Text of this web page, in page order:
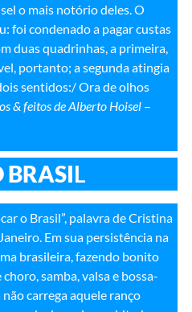
o mais notório deles. O
foi condenado a pagar custas
duas quadrinhas, a primeira,
portanto; a segunda atingia
sentidos:/ Ora de olhos
& feitos de Alberto Hoisel –
BRASIL
o Brasil”, palavra de Cristina
Em sua persistência na
brasileira, fazendo bonito
samba, valsa e bossa-
carrega aquele ranço